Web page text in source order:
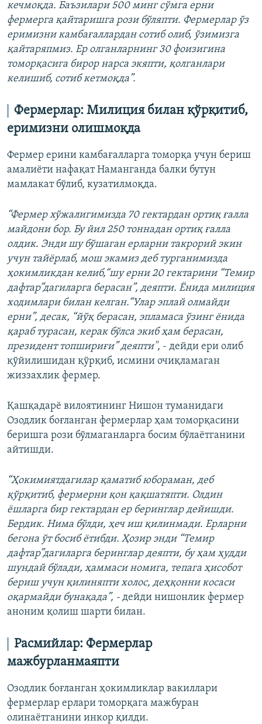
кечмоқда. Баъзилари 500 минг сўмга ерни
фермерга қайтаришга рози бўляпти. Фермерлар ўз
еримизни камбағаллардан сотиб олиб, ўзимизга
қайтаряпмиз. Ер олганларнинг 30 фоизигина
томорқасига бирор нарса экяпти, қолганлари
келишиб, сотиб кетмоқда”.
Фермерлар: Милиция билан қўрқитиб,
еримизни олишмоқда
Фермер ерини камбағалларга томорқа учун бериш
амалиёти нафақат Наманганда балки бутун
мамлакат бўлиб, кузатилмоқда.
“Фермер хўжалигимизда 70 гектардан ортиқ ғалла
майдони бор. Бу йил 250 тоннадан ортиқ ғалла
олдик. Энди шу бўшаган ерларни такрорий экин
учун тайёрлаб, мош экамиз деб турганимизда
ҳокимликдан келиб,“шу ерни 20 гектарини “Темир
дафтар”дагиларга берасан”, деяпти. Ёнида милиция
ходимлари билан келган.“Улар эплай олмайди
ерни”, десак, “йўқ берасан, эпламаса ўзинг ёнида
қараб турасан, керак бўлса экиб ҳам берасан,
президент топшириғи” деяпти", - дейди ери олиб
қўйилишидан қўрқиб, исмини очиқламаган
жиззахлик фермер.
Қашқадарё вилоятининг Нишон туманидаги
Озодлик боғланган фермерлар ҳам томорқасини
беришга рози бўлмаганларга босим бўлаётганини
айтишди.
“Ҳокимиятдагилар қаматиб юбораман, деб
қўрқитиб, фермерни қон қақшатяпти. Олдин
ёшларга бир гектардан ер беринглар дейишди.
Бердик. Нима бўлди, ҳеч иш қилинмади. Ерларни
бегона ўт босиб ётибди. Ҳозир энди “Темир
дафтар”дагиларга беринглар деяпти, бу ҳам ҳудди
шундай бўлади, ҳаммаси номига, тепага ҳисобот
бериш учун қилиняпти холос, деҳқонни косаси
оқармайди бунақада”, - дейди нишонлик фермер
аноним қолиш шарти билан.
Расмийлар: Фермерлар
мажбурланмаяпти
Озодлик боғланган ҳокимликлар вакиллари
фермерлар ерлари томорқага мажбуран
олинаётганини инкор қилди.